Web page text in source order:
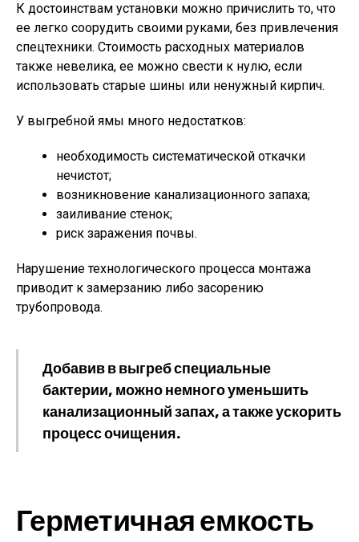
К достоинствам установки можно причислить то, что
ее легко соорудить своими руками, без привлечения
спецтехники. Стоимость расходных материалов
также невелика, ее можно свести к нулю, если
использовать старые шины или ненужный кирпич.
У выгребной ямы много недостатков:
необходимость систематической откачки
нечистот;
возникновение канализационного запаха;
заиливание стенок;
риск заражения почвы.
Нарушение технологического процесса монтажа
приводит к замерзанию либо засорению
трубопровода.
Добавив в выгреб специальные
бактерии, можно немного уменьшить
канализационный запах, а также ускорить
процесс очищения.
Герметичная емкость